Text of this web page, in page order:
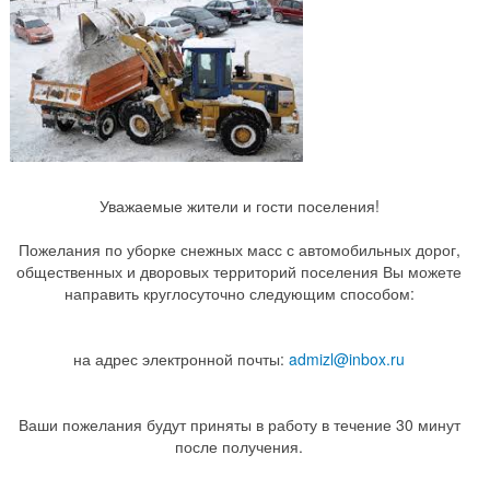
Уважаемые жители и гости поселения!
Пожелания по уборке снежных масс с автомобильных дорог,
общественных и дворовых территорий поселения Вы можете
направить круглосуточно следующим способом:
на адрес электронной почты: admizl@inbox.ru
Ваши пожелания будут приняты в работу в течение 30 минут
после получения.